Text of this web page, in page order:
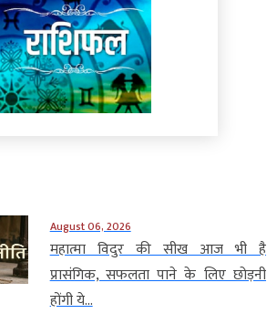
August 06, 2026
महात्मा विदुर की सीख आज भी है
प्रासंगिक, सफलता पाने के लिए छोड़नी
होंगी ये...